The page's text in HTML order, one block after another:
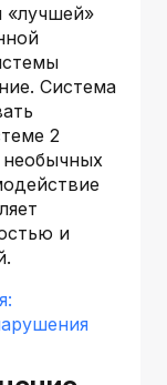
«лучшей»
Система
2
и